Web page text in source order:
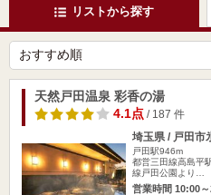
リストから探す
天然戸田温泉 彩香の湯
4.1点/ 187 件
埼玉県 / 戸田市
戸田駅946m
都営三田線高島平
線戸田公園より…
営業時間 10:00